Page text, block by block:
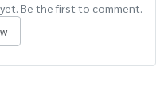
Be the first to comment.